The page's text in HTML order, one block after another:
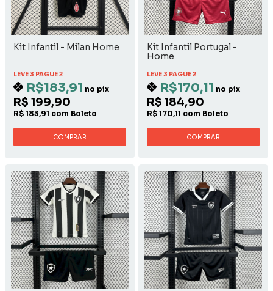
Kit Infantil - Milan Home
LEVE 3 PAGUE 2
R$183,91 no pix
R$ 199,90
R$ 183,91 com Boleto
COMPRAR
Kit Infantil Portugal -
Home
LEVE 3 PAGUE 2
R$170,11 no pix
R$ 184,90
R$ 170,11 com Boleto
COMPRAR